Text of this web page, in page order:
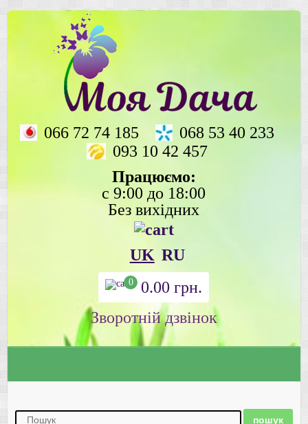
066 72 74 185
068 53 40 233
093 10 42 457
Працюємо:
с 9:00 до 18:00
Без вихідних
UK RU
0 0.00грн.
Зворотній дзвінок